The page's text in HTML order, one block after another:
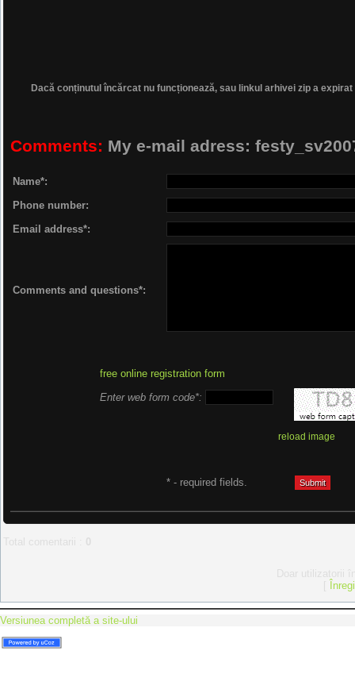
Dacă conținutul încărcat nu funcționează, sau linkul arhivei zip a
Comments: My e-mail adress:
Name*:
Phone number:
Email address*:
Comments and questions*:
free online registration form
Enter web form code*:
reload image
* - required fields.
Versiunea completă a site-ului